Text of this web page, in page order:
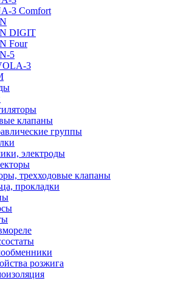
3 Comfort
DIGIT
Four
5
3
клапаны
группы
электроды
трехходовые клапаны
прокладки
розжига